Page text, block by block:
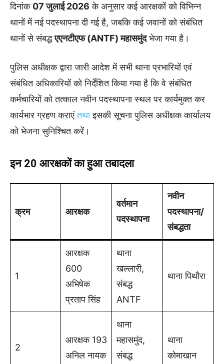
दिनांक 07 जुलाई 2026 के अनुसार कई आरक्षकों को विभिन्न
थानों में नई पदस्थापना दी गई है, जबकि कई जवानों को संबंधित
थानों से संबद्धएएनटीएफ (ANTF) महासमुंदभेजा गया है।
पुलिस अधीक्षक द्वारा जारी आदेश में सभी थाना प्रभारियों एवं
संबंधित अधिकारियों को निर्देशित किया गया है कि वे संबंधित
कर्मचारियों को तत्काल नवीन पदस्थापना स्थल पर कार्यमुक्त कर
कार्यभार ग्रहण कराएंतथाइसकी सूचना पुलिस अधीक्षक कार्यालय
को भेजना सुनिश्चित करें।
इन 20 आरक्षकों का हुआ तबादला
क्रम आरक्षक
वर्तमान
पदस्थापना
नवीन
पदस्थापना/
संबद्धता
1
आरक्षक
600
अभिषेक
प्रताप सिंह
थाना
खल्लारी,
संबद्ध
ANTF
थाना पिथौरा
2
आरक्षक 193
अनिल नायक
थाना
महासमुंद,
संबद्ध
थाना
कोमाखान